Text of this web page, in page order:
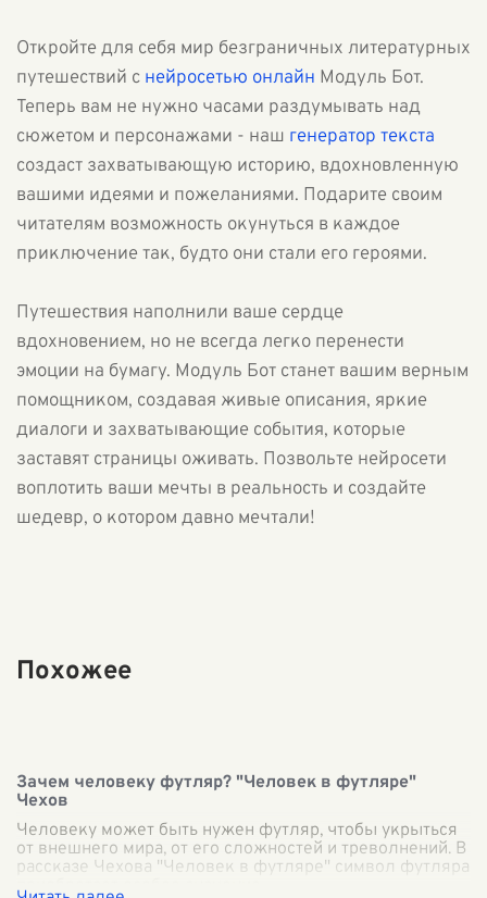
Откройте для себя мир безграничных литературных
путешествий с нейросетью онлайн Модуль Бот.
Теперь вам не нужно часами раздумывать над
сюжетом и персонажами - наш генератор текста
создаст захватывающую историю, вдохновленную
вашими идеями и пожеланиями. Подарите своим
читателям возможность окунуться в каждое
приключение так, будто они стали его героями.
Путешествия наполнили ваше сердце
вдохновением, но не всегда легко перенести
эмоции на бумагу. Модуль Бот станет вашим верным
помощником, создавая живые описания, яркие
диалоги и захватывающие события, которые
заставят страницы оживать. Позвольте нейросети
воплотить ваши мечты в реальность и создайте
шедевр, о котором давно мечтали!
Похожее
Зачем человеку футляр? "Человек в футляре"
Чехов
Человеку может быть нужен футляр, чтобы укрыться
от внешнего мира, от его сложностей и треволнений. В
рассказе Чехова "Человек в футляре" символ футляра
приобретает особое значение